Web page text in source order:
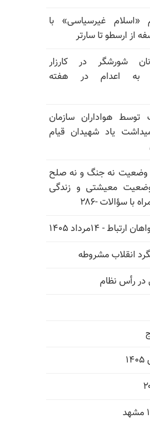
«اسلام غیرسیاسی» با
از ارسطو تا سارتر
شورشگر در کارزار
به اعدام در هفته
توسط هواداران سازمان
یاد شهیدان قیام
وضعیت نه جنگ و نه صلح
معیشتی و زندگی
با سؤالات -۲۸۶
- ۱۴مرداد ۱۴۰۵
در رأس نظام